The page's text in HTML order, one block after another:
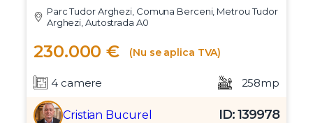
Parc Tudor Arghezi, Comuna Berceni, Metrou Tudor
Arghezi, Autostrada A0
230.000 € (Nu se aplica TVA)
4 camere 258mp
Cristian Bucurel ID: 139978